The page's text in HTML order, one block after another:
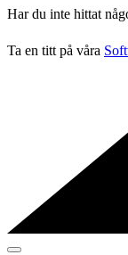
Har du inte hittat
Ta en titt på våra